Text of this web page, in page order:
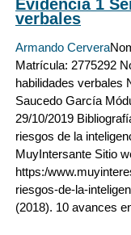
Evidencia 1
verbales
Armando Cervera
Matrícula: 2775292
habilidades verbales
Saucedo García
29/10/2019
riesgos de la
MuyIntersante Sitio
https:/
riesgos-de-la-
(2018). 10 avances